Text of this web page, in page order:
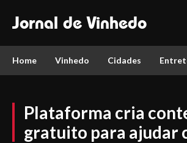
Jornal de Vinhedo
Home Vinhedo Cidades
Plataforma cria
gratuito para ajudar